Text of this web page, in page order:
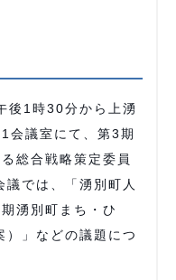
後1時30分から上湧
会議室にて、第3期
総合戦略策定委員
では、「湧別町人
湧別町まち・ひ
）」などの議題につ